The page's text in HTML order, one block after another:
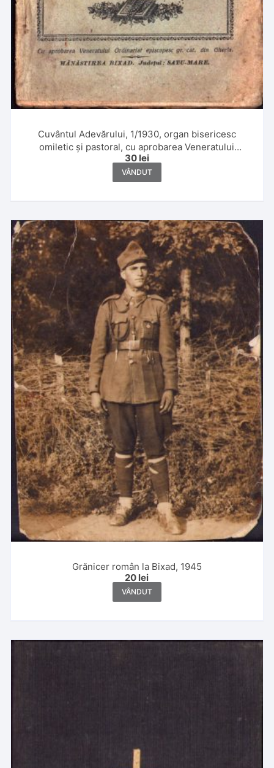
Cuvântul Adevărului, 1/1930, organ bisericesc
omiletic și pastoral, cu aprobarea Veneratului
Ordinariat episcopesc gr cat din Gherla, Mănăstirea
Bixad
30 lei
VÂNDUT
Grănicer român la Bixad, 1945
20 lei
VÂNDUT